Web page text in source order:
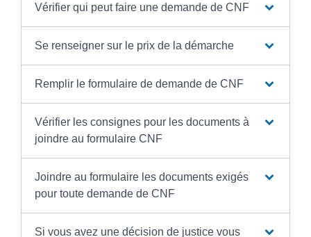
Vérifier qui peut faire une demande de CNF
Se renseigner sur le prix de la démarche
Remplir le formulaire de demande de CNF
Vérifier les consignes pour les documents à
joindre au formulaire CNF
Joindre au formulaire les documents exigés
pour toute demande de CNF
Si vous avez une décision de justice vous